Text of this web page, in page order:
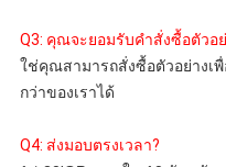
Q3: คุณจะยอมรับคำสั่งซื้อตัวอ
ใช่คุณสามารถสั่งซื้อตัวอย่างเ
กว่าของเราได้
Q4: ส่งมอบตรงเวลา?